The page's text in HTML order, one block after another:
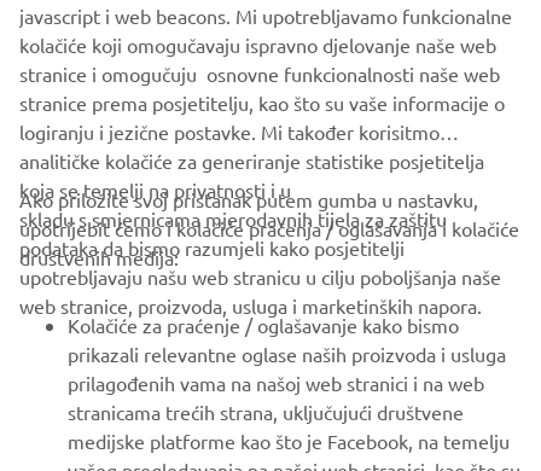
CORPORATE
FOR BUSINESS
MORE YAMAHA
SUPPORT
javascript i web beacons. Mi upotrebljavamo funkcionalne
kolačiće koji omogučavaju ispravno djelovanje naše web
stranice i omogučuju osnovne funkcionalnosti naše web
stranice prema posjetitelju, kao što su vaše informacije o
logiranju i jezične postavke. Mi također korisitmo
analitičke kolačiće za generiranje statistike posjetitelja
koja se temelji na privatnosti i u
skladu s smjernicama mjerodavnih tijela za zaštitu
podataka da bismo razumjeli kako posjetitelji
upotrebljavaju našu web stranicu u cilju poboljšanja naše
web stranice, proizvoda, usluga i marketinških napora.
Ako priložite svoj pristanak putem gumba u nastavku,
upotrijebit ćemo i kolačiće praćenja / oglašavanja i kolačiće
društvenih medija:
Kolačiće za praćenje / oglašavanje kako bismo
prikazali relevantne oglase naših proizvoda i usluga
prilagođenih vama na našoj web stranici i na web
stranicama trećih strana, uključujući društvene
medijske platforme kao što je Facebook, na temelju